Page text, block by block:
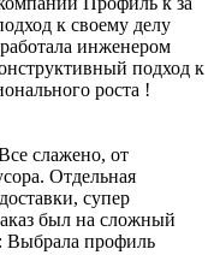
к своему делу
инженером
подход к
роста !
слажено, от
Отдельная
супер
был на сложный
Выбрала профиль